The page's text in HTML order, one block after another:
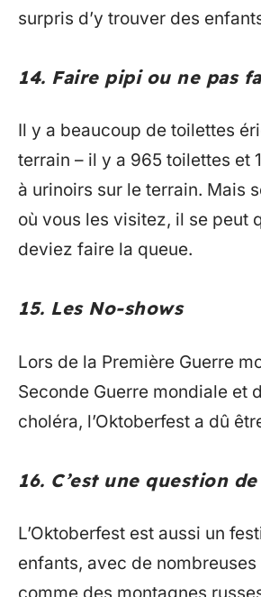
surpris d’y trouver des
14. Faire pipi ou ne pas
Il y a beaucoup de toilettes
terrain – il y a 965 toilettes et
à urinoirs sur le terrain. Mais
où vous les visitez, il se peut
deviez faire la queue.
15. Les No-shows
Lors de la Première Guerre
Seconde Guerre mondiale et
choléra, l’Oktoberfest a dû
16. C’est une question
L’Oktoberfest est aussi un
enfants, avec de